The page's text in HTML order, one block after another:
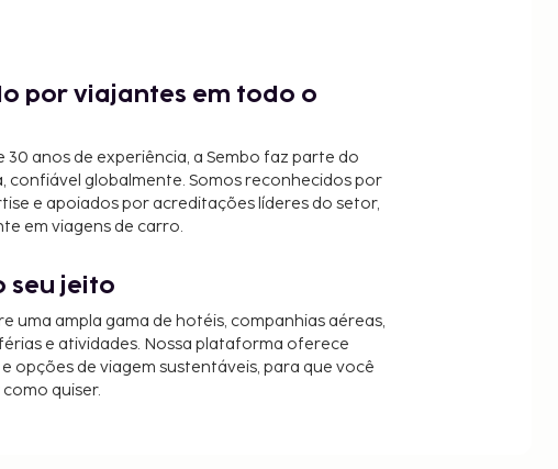
por viajantes em todo o
30 anos de experiência, a Sembo faz parte do
confiável globalmente. Somos reconhecidos por
e apoiados por acreditações líderes do setor,
em viagens de carro.
seu jeito
uma ampla gama de hotéis, companhias aéreas,
e atividades. Nossa plataforma oferece
opções de viagem sustentáveis, para que você
quiser.